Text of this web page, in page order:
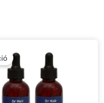
price
was:
17,800 Ft.
price
is:
14,900 Ft.